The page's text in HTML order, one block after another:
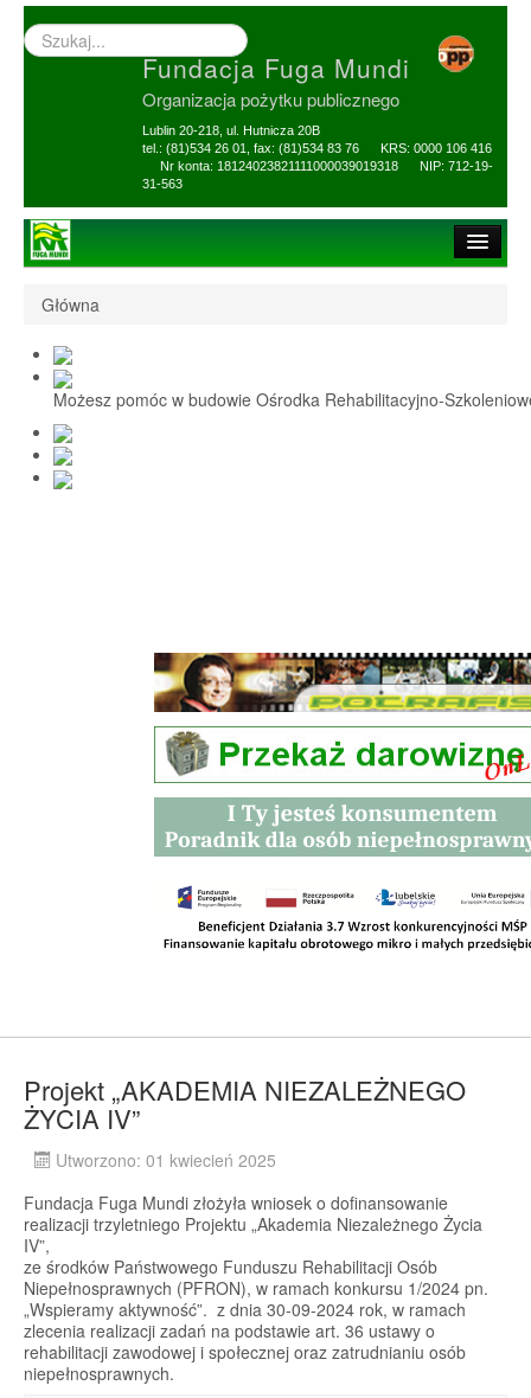
Wyszukiwarka
–
Fundacja Fuga Mundi
Organizacja pożytku publicznego
Lublin 20-218, ul. Hutnicza 20B
tel.: (81)534 26 01, fax: (81)534 83 76 KRS: 0000 106 416
Nr konta: 18124023821111000039019318 NIP: 712-19-
31-563
1,5% i darowizny
Nasi Beneficjenci
Ośrodek Reh-Szkol
Sprawozdania
Główna
Możesz pomóc w budowie Ośrodka Rehabilitacyjno-
Projekt „AKADEMIA NIEZALEŻNEGO
ŻYCIA IV”
Utworzono: 01 kwiecień 2025
Fundacja Fuga Mundi złożyła wniosek o dofinansowanie
realizacji trzyletniego Projektu „Akademia Niezależnego Życia
IV”,
ze środków Państwowego Funduszu Rehabilitacji Osób
Niepełnosprawnych (PFRON), w ramach konkursu 1/2024 pn.
„Wspieramy aktywność”. z dnia 30-09-2024 rok, w ramach
zlecenia realizacji zadań na podstawie art. 36 ustawy o
rehabilitacji zawodowej i społecznej oraz zatrudnianiu osób
niepełnosprawnych.